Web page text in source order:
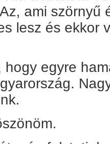
ami szörnyű
lesz és ekkor
hogy egyre